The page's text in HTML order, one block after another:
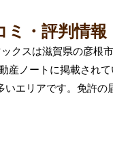
ミ・評判情報
クスは滋賀県の彦根
産ノートに掲載され
いエリアです。免許の